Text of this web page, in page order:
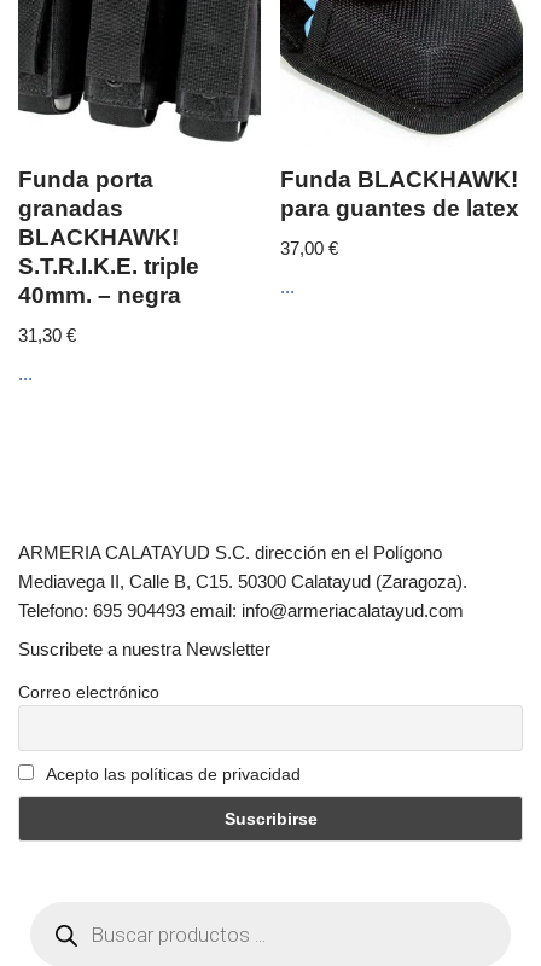
Funda porta
granadas
BLACKHAWK!
S.T.R.I.K.E. triple
40mm. – negra
31,30 €
...
Funda BLACKHAWK!
para guantes de latex
37,00€
...
ARMERIA CALATAYUD S.C. dirección en el Polígono
Mediavega II, Calle B, C15. 50300 Calatayud (Zaragoza).
Telefono: 695 904493 email: info@armeriacalatayud.com
Suscribete a nuestra Newsletter
Correo electrónico
Acepto las políticas de privacidad